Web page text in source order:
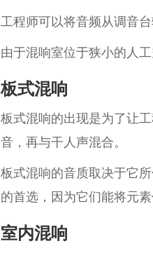
工程师可以将音频从调音
由于混响室位于狭小的人
板式混响
板式混响的出现是为了让
音，再与干人声混合。
板式混响的音质取决于它
的首选，因为它们能将元素
室内混响